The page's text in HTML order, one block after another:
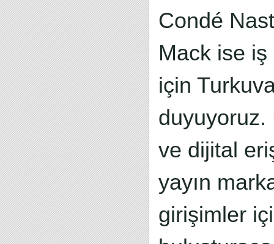
Condé
Mack ise iş
için
duyuyoruz.
ve dijital
yayın
girişimler